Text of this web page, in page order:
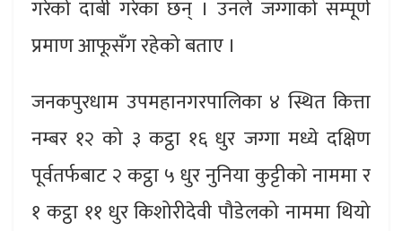
गरेको दाबी गरेका छन् । उनले जग्गाको सम्पूर्ण
प्रमाण आफूसँग रहेको बताए ।
जनकपुरधाम उपमहानगरपालिका ४ स्थित कित्ता
नम्बर १२ को ३ कट्ठा १६ धुर जग्गा मध्ये दक्षिण
पूर्वतर्फबाट २ कट्ठा ५ धुर नुनिया कुट्टीको नाममा र
१ कट्ठा ११ धुर किशोरीदेवी पौडेलको नाममा थियो